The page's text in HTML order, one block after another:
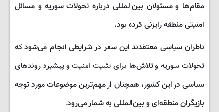
مقام‌ها و مسئولان بین‌المللی درباره تحولات سوریه و مسائل
امنیتی منطقه رایزنی کرده بود.
ناظران سیاسی معتقدند این سفر در شرایطی انجام می‌شود که
تحولات سوریه و تلاش‌ها برای تثبیت امنیت و پیشبرد روندهای
سیاسی در این کشور، همچنان از مهم‌ترین موضوعات مورد توجه
بازیگران منطقه‌ای و بین‌المللی به شمار می‌رود.